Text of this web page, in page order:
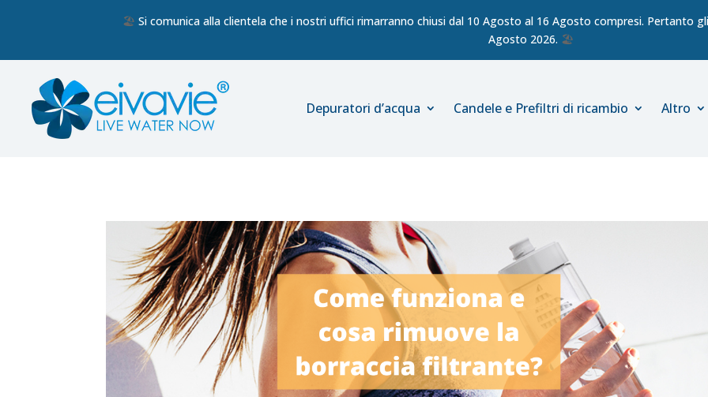
🏖️ Si comunica alla clientela che i nostri uffici rimarranno chiusi dal 10 Agosto al 16 Agosto compresi. Pertanto
Agosto 2026. 🏖️
Depuratori d’acqua Candele e Prefiltri di ricambio Altro